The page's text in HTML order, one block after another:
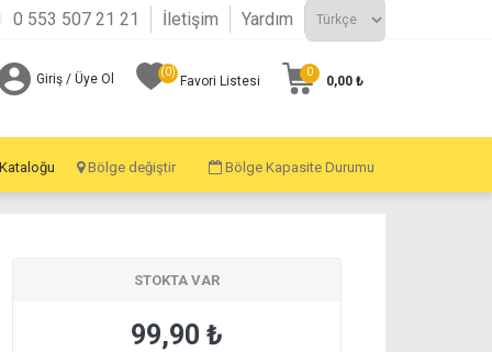
0 553 507 21 21 İletişim Yardım
Giriş / Üye Ol Favori Listesi
(0) 0
0,00 ₺
Bölge değiştir Bölge Kapasite Durumu
STOKTA VAR
99,90 ₺